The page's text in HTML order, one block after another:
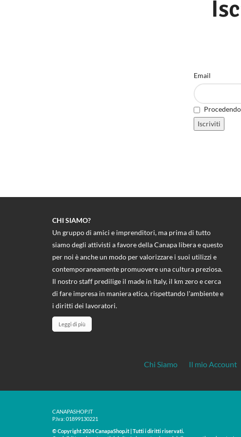
Email
CHI SIAMO?
Un gruppo di amici e imprenditori, ma prima di tutto
siamo degli attivisti a favore della Canapa libera e questo
per noi è anche un modo per valorizzare i suoi utilizzi e
contemporaneamente promuovere una cultura preziosa.
Il nostro staff predilige il made in Italy, il km zero e cerca
di fare impresa in maniera etica, rispettando l'ambiente e
i diritti dei lavoratori.
Leggi di più
Chi Siamo Il mio Account
CANAPASHOP.IT
P.Iva: 01899130221
© Copyright 2024 CanapaShop.it | Tutti i diritti riservati.